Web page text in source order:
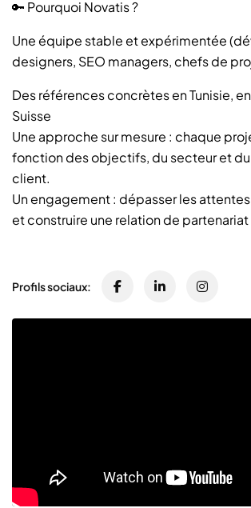
🔑 Pourquoi Novatis ?
Une équipe stable et expérimentée
designers, SEO managers, chefs de
Des références concrètes en Tunisie,
Suisse
Une approche sur mesure : chaque
fonction des objectifs, du secteur et
client.
Un engagement : dépasser les
et construire une relation de
Profils sociaux: